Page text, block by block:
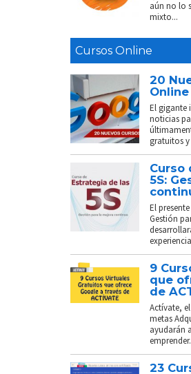
aún no lo
mixto...
Cursos Online
20
El gigante
noticias
gratuitos
Curso
5S:
El
Gestión
9
que
de
Actívate,
metas
ayudarán
23